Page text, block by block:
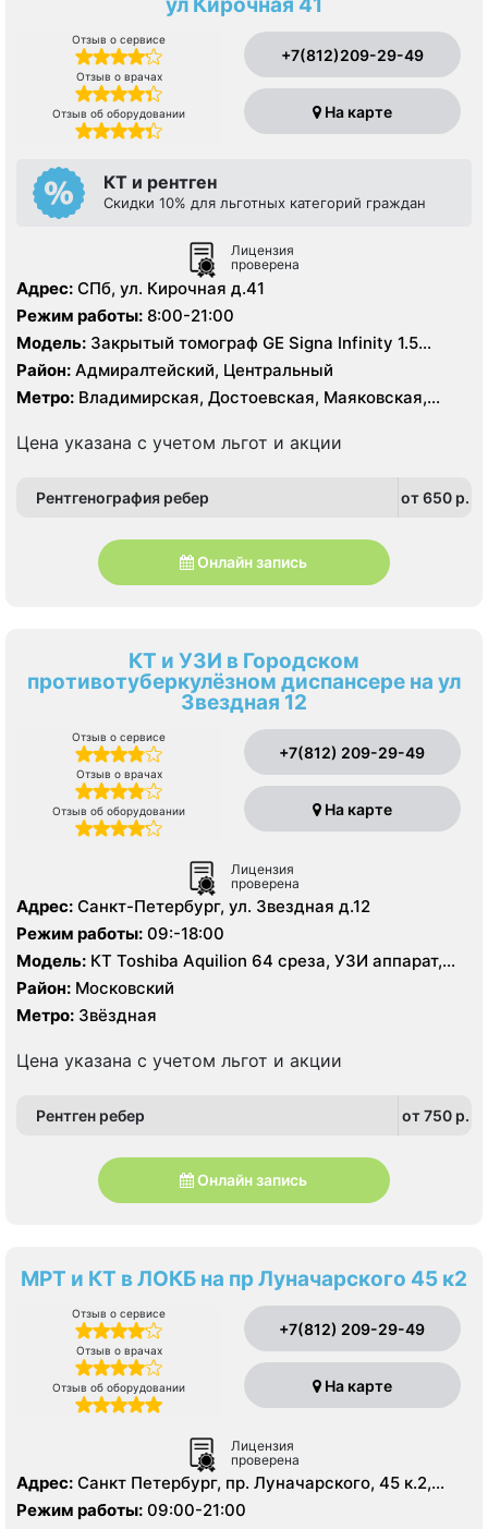
ул Кирочная 41
Отзыв о сервисе
Отзыв о врачах
Отзыв об оборудовании
+7(812)209-29-49
На карте
КТ и рентген
Скидки 10% для льготных категорий граждан
Лицензия
проверена
Адрес: СПб, ул. Кирочная д.41
Режим работы: 8:00-21:00
Модель: Закрытый томограф GE Signa Infinity 1.5
Тесла, КТ Toshiba Aquilion 64 среза
Район: Адмиралтейский, Центральный
Метро: Владимирская, Достоевская, Маяковская,
Цена указана с учетом льгот и акции
Рентгенография ребер от 650 p.
Онлайн запись
КТ и УЗИ в Городском
противотуберкулёзном диспансере на ул
Звездная 12
Отзыв о сервисе
Отзыв о врачах
Отзыв об оборудовании
+7(812) 209-29-49
На карте
Лицензия
проверена
Адрес: Санкт-Петербург, ул. Звездная д.12
Режим работы: 09:-18:00
Модель: КТ Toshiba Aquilion 64 среза, УЗИ аппарат,
рентген
Район: Московский
Метро: Звёздная
Цена указана с учетом льгот и акции
Рентген ребер от 750 p.
Онлайн запись
МРТ и КТ в ЛОКБ на пр Луначарского 45 к2
Отзыв о сервисе
Отзыв о врачах
Отзыв об оборудовании
+7(812) 209-29-49
На карте
Лицензия
проверена
Адрес: Санкт Петербург, пр. Луначарского, 45 к.2,
литер А
Режим работы: 09:00-21:00